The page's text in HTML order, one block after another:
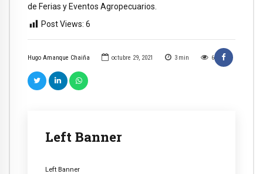
Hugo Amanque Chaiña octubre 29, 2021 3 min 6
Left Banner
Left Banner
de Ferias y Eventos Agropecuarios.
Post Views: 6